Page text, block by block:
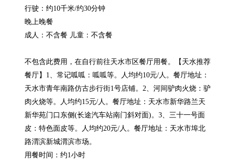
行驶：约10千米/约30分钟
晚上晚餐
成人：不含餐 儿童：不含餐
不包含此费用，在自行前往天水市区餐厅用餐。【天水推荐
餐厅】1、常记呱呱：呱呱等。人均约10元/人。餐厅地址：
天水市青年南路仿古步行街1号店铺。2、河间驴肉火烧：驴
肉火烧等。人均约15元/人。餐厅地址：天水市新华路兰天
新华苑门口东侧(长途汽车站南门斜对面)。3、三十一号面
皮：特色面皮等。人均约20元/人。餐厅地址：天水市埠北
路渭滨新城渭滨市场。
用餐时间：约1小时